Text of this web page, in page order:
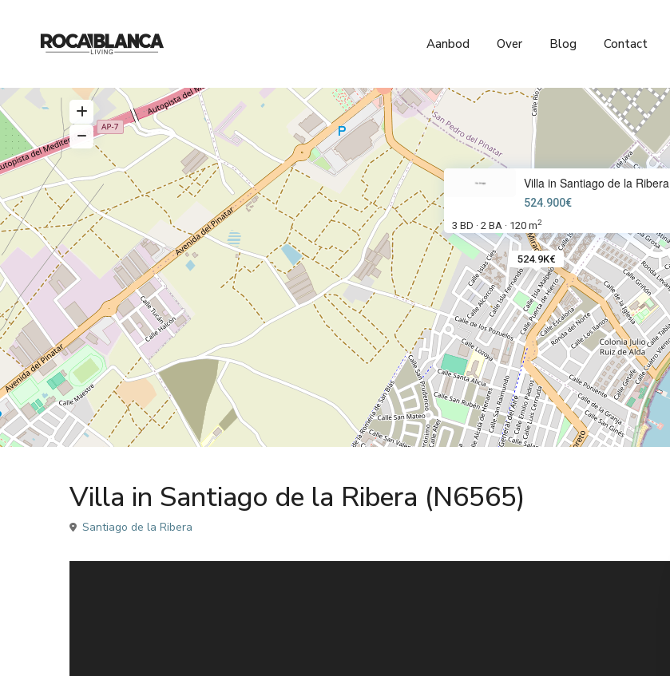
Aanbod Over Blog Contact
524.9K€
Villa in Santiago de la Ribera
524.900€
3 BD · 2 BA · 120 m2
Villa in Santiago de la Ribera (N6565)
Santiago de la Ribera